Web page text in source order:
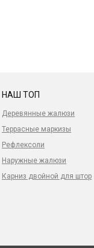
НАШ ТОП
Деревянные жалюзи
Террасные маркизы
Рефлексоли
Наружные жалюзи
Карниз двойной для штор